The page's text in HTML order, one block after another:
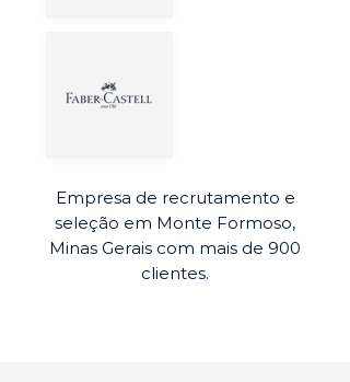
Empresa de recrutamento e
seleção em Monte Formoso,
Minas Gerais com mais de 900
clientes.